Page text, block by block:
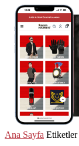
Ana Sayfa Etiketler